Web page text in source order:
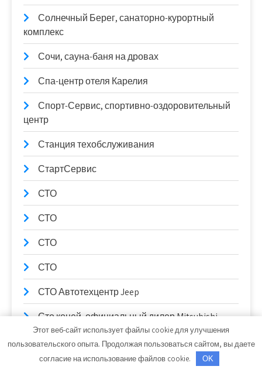
Солнечный Берег, санаторно-курортный
комплекс
Сочи, сауна-баня на дровах
Спа-центр отеля Карелия
Спорт-Сервис, спортивно-оздоровительный
центр
Станция техобслуживания
СтартСервис
СТО
СТО
СТО
СТО
СТО Автотехцентр Jeep
Сто коней, официальный дилер Mitsubishi
Сто коней, официальный дилер Mitsubishi
Этот веб-сайт использует файлы cookie для улучшения
пользовательского опыта. Продолжая пользоваться сайтом, вы даете
согласие на использование файлов cookie.
OK